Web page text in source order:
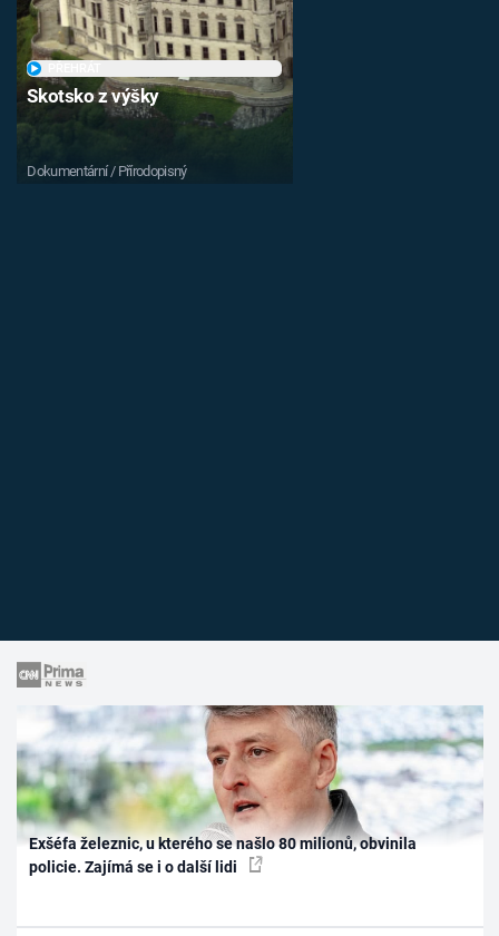
Skotsko z výšky
Dokumentární / Přírodopisný
Exšéfa železnic, u kterého se našlo 80 milionů, obvinila
policie. Zajímá se i o další lidi